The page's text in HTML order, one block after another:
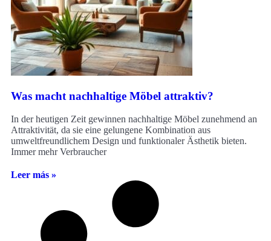
Was macht nachhaltige Möbel attraktiv?
In der heutigen Zeit gewinnen nachhaltige Möbel zunehmend an
Attraktivität, da sie eine gelungene Kombination aus
umweltfreundlichem Design und funktionaler Ästhetik bieten.
Immer mehr Verbraucher
Leer más »